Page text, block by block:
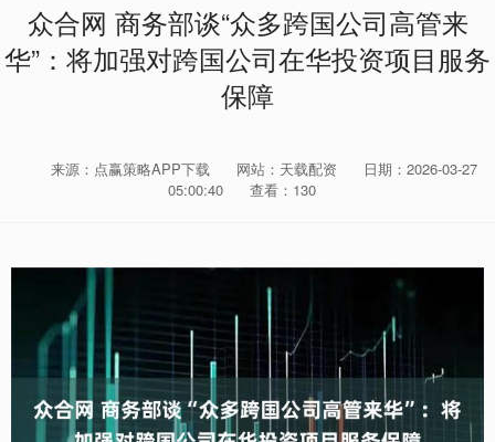
众合网 商务部谈“众多跨国公司高管来
华”：将加强对跨国公司在华投资项目服务
保障
来源：点赢策略APP下载 网站：天载配资
日期：2026-03-27
05:00:40
查看：130